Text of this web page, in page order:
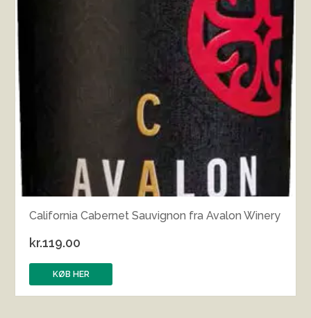
California Cabernet Sauvignon fra Avalon Winery
kr.119.00
KØB HER